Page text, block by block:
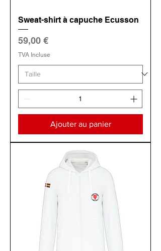
Sweat-shirt à capuche Ecusson
Prix
59,00 €
TVA Incluse
Ajouter au panier